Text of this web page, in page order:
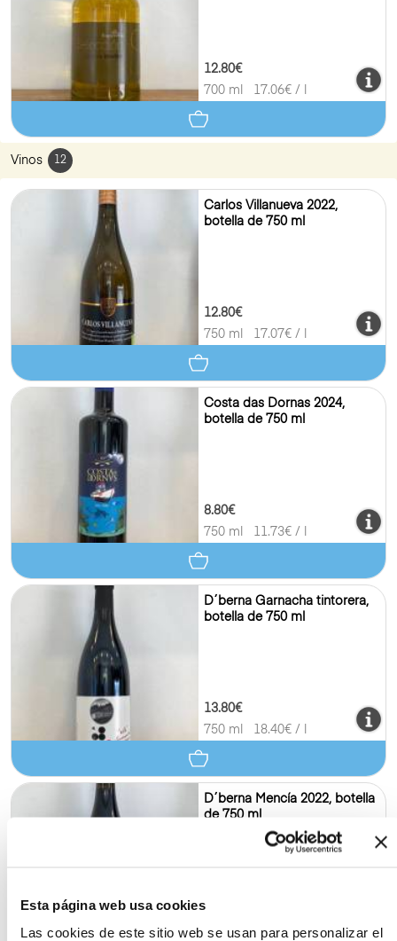
Esta página web usa cookies
Las cookies de este sitio web se usan para personalizar el
12.80€
700 ml
17.06€ / l
Vinos 12
Carlos Villanueva 2022,
botella de 750 ml
12.80€
750 ml
17.07€ / l
Costa das Dornas 2024,
botella de 750 ml
8.80€
750 ml
11.73€ / l
D´berna Garnacha tintorera,
botella de 750 ml
13.80€
750 ml
18.40€ / l
D´berna Mencía 2022, botella
de 750 ml
9.80€
750 ml
13.06€ / l